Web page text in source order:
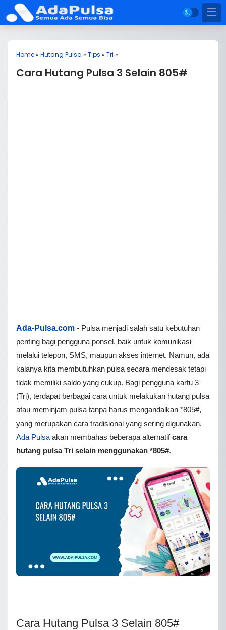
Home» Hutang Pulsa » Tips » Tri »
Cara Hutang Pulsa 3 Selain 805#
Ada-Pulsa.com - Pulsa menjadi salah satu kebutuhan
penting bagi pengguna ponsel, baik untuk komunikasi
melalui telepon, SMS, maupun akses internet. Namun, ada
kalanya kita membutuhkan pulsa secara mendesak tetapi
tidak memiliki saldo yang cukup. Bagi pengguna kartu 3
(Tri), terdapat berbagai cara untuk melakukan hutang pulsa
atau meminjam pulsa tanpa harus mengandalkan *805#,
yang merupakan cara tradisional yang sering digunakan.
Ada Pulsa akan membahas beberapa alternatifcara
hutang pulsa Tri selain menggunakan *805#.
Cara Hutang Pulsa 3 Selain 805#